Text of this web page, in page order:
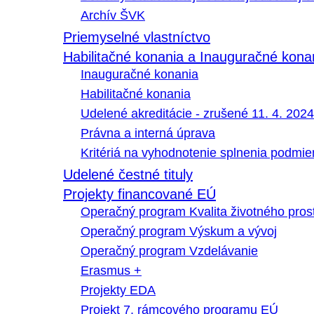
Archív ŠVK
Priemyselné vlastníctvo
Habilitačné konania a Inauguračné
Inauguračné konania
Habilitačné konania
Udelené akreditácie - zrušené 11. 4. 2024
Právna a interná úprava
Kritériá na vyhodnotenie splnenia
Udelené čestné tituly
Projekty financované EÚ
Operačný program Kvalita životného
Operačný program Výskum a vývoj
Operačný program Vzdelávanie
Erasmus +
Projekty EDA
Projekt 7. rámcového programu EÚ